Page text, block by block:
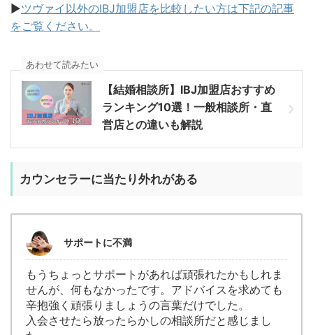
▶︎ツヴァイ以外のIBJ加盟店を比較したい方は下記の記事
をご覧ください。
【結婚相談所】IBJ加盟店おすすめ
ランキング10選！一般相談所・直
営店との違いも解説
あわせて読みたい
カウンセラーに当たり外れがある
サポートに不満
もうちょっとサポートがあれば頑張れたかもしれま
せんが、何もなかったです。アドバイスを求めても
辛抱強く頑張りましょうの言葉だけでした。
入会させたら放ったらかしの相談所だと感じまし